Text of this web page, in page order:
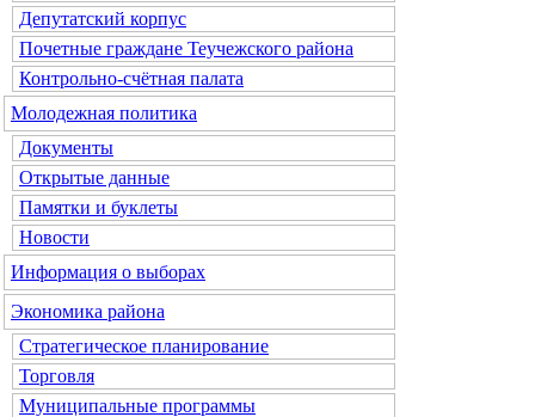
Депутатский корпус
Почетные граждане Теучежского района
Контрольно-счётная палата
Молодежная политика
Документы
Открытые данные
Памятки и буклеты
Новости
Информация о выборах
Экономика района
Стратегическое планирование
Торговля
Муниципальные программы